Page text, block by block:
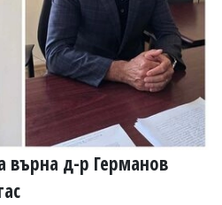
върна д-р Германов